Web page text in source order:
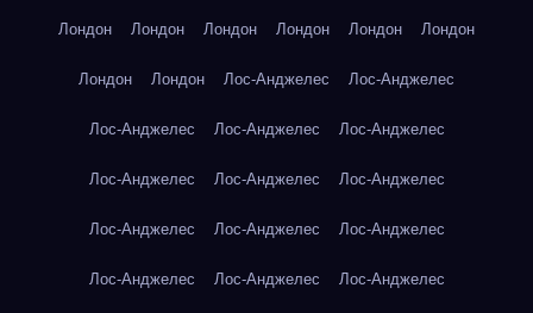
Лондон Лондон Лондон Лондон Лондон Лондон
Лондон Лондон Лос-Анджелес Лос-Анджелес
Лос-Анджелес Лос-Анджелес Лос-Анджелес
Лос-Анджелес Лос-Анджелес Лос-Анджелес
Лос-Анджелес Лос-Анджелес Лос-Анджелес
Лос-Анджелес Лос-Анджелес Лос-Анджелес